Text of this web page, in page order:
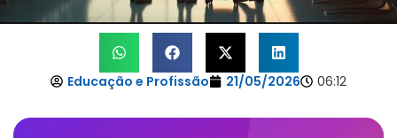
Educação e Profissão 21/05/2026 06:12